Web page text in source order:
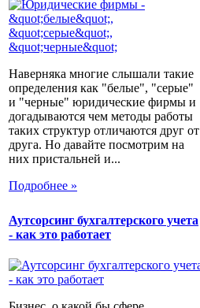
Наверняка многие слышали такие
определения как "белые", "серые"
и "черные" юридические фирмы и
догадываются чем методы работы
таких структур отличаются друг от
друга. Но давайте посмотрим на
них пристальней и...
Подробнее »
Аутсорсинг бухгалтерского учета
- как это работает